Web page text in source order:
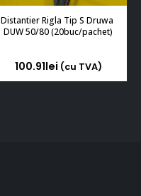
Distantier Rigla Tip S Druwa
DUW 50/80 (20buc/pachet)
100.91lei (cu TVA)